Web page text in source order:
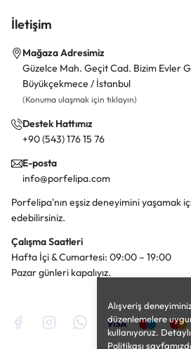
Alışveriş
düzenlemelere
kullanıyoruz.
Politikası
İletişim
Mağaza Adresimiz
Güzelce Mah. Geçit Cad. Bizim Evler
Büyükçekmece / İstanbul
(Konuma ulaşmak için tıklayın)
Destek Hattımız
+90 (543) 176 15 76
E-posta
info@porfelipa.com
Porfelipa'nın eşsiz deneyimini yaşamak
edebilirsiniz.
Çalışma Saatleri
Hafta İçi & Cumartesi: 09:00 – 19:00
Pazar günleri kapalıyız.